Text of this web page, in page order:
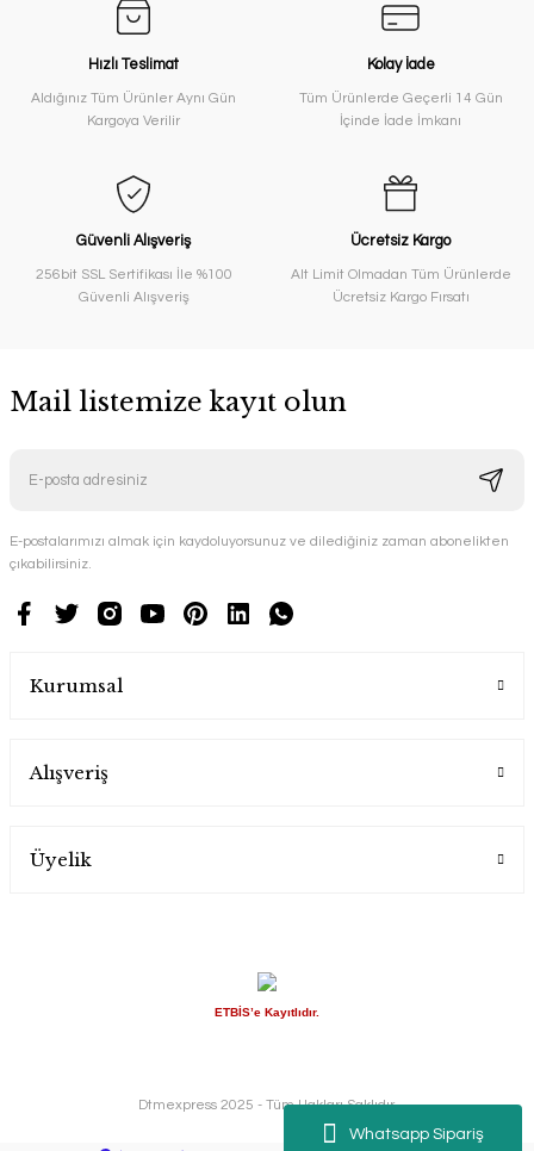
Whatsapp Sipariş
Hızlı Teslimat
Aldığınız Tüm Ürünler Aynı Gün
Kargoya Verilir
Kolay İade
Tüm Ürünlerde Geçerli 14 Gün
İçinde İade İmkanı
Güvenli Alışveriş
256bit SSL Sertifikası İle %100
Güvenli Alışveriş
Ücretsiz Kargo
Alt Limit Olmadan Tüm Ürünlerde
Ücretsiz Kargo Fırsatı
Mail listemize kayıt olun
E-postalarımızı almak için kaydoluyorsunuz ve dilediğiniz zaman abonelikten
çıkabilirsiniz.
Kurumsal
Alışveriş
Üyelik
ETBİS’e Kayıtlıdır.
Dtmexpress 2025 - Tüm Hakları Saklıdır.